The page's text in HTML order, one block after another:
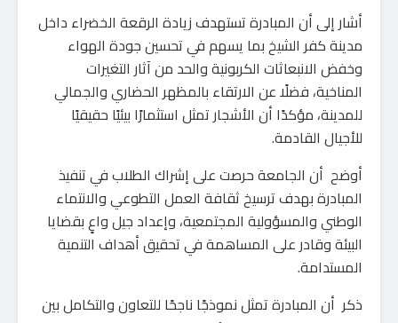
أشار إلى أن المبادرة تستهدف زيادة الرقعة الخضراء داخل
مدينة كفر الشيخ بما يسهم في تحسين جودة الهواء
وخفض الانبعاثات الكربونية والحد من آثار التغيرات
المناخية، فضلًا عن الارتقاء بالمظهر الحضاري والجمالي
للمدينة، مؤكدًا أن الأشجار تمثل استثمارًا بيئيًا حقيقيًا
للأجيال القادمة.
أوضح أن الجامعة حرصت على إشراك الطلاب في تنفيذ
المبادرة بهدف ترسيخ ثقافة العمل التطوعي والانتماء
الوطني والمسؤولية المجتمعية، وإعداد جيل واعٍ بقضايا
البيئة وقادر على المساهمة في تحقيق أهداف التنمية
المستدامة.
ذكر أن المبادرة تمثل نموذجًا ناجحًا للتعاون والتكامل بين